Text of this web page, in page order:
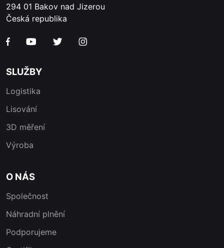
294 01 Bakov nad Jizerou
Česká republika
SLUŽBY
Logistika
Lisování
3D měření
Výroba
O NÁS
Společnost
Náhradní plnění
Podporujeme